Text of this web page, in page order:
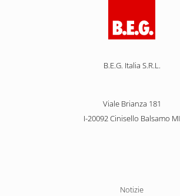
B.E.G. Italia S.R.L.
Viale Brianza 181
I-20092 Cinisello Balsamo MI
Salta
Notizie